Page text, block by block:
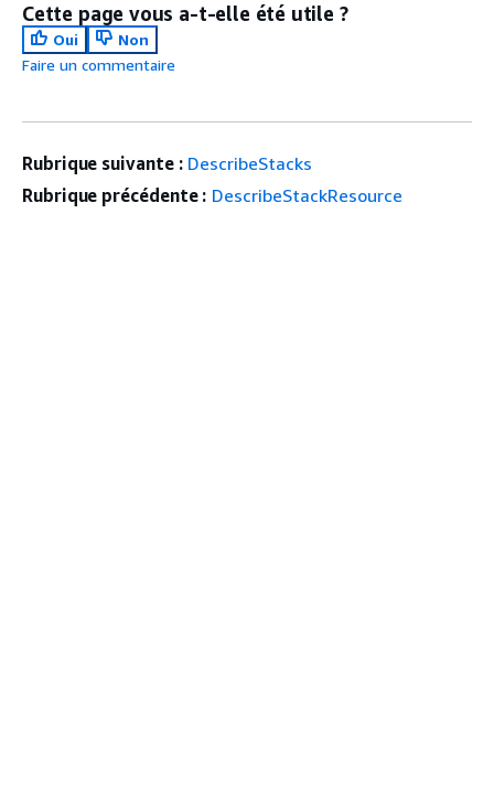
Cette page vous a-t-elle été utile ?
Oui
Non
Faire un commentaire
Rubrique suivante : DescribeStacks
Rubrique précédente : DescribeStackResource